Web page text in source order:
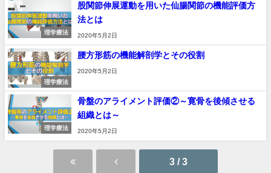
理学療法
股関節伸展運動を用いた仙腸関節の機能評価方
法とは
2020年5月2日
理学療法
腰方形筋の機能解剖学とその役割
2020年5月2日
理学療法
骨盤のアライメント評価②～寛骨を後傾させる
組織とは～
2020年5月2日
3 / 3